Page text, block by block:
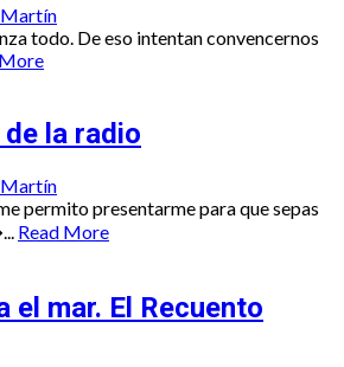
todo. De eso intentan convencernos
la radio
permito presentarme para que sepas
Read More
el mar. El Recuento